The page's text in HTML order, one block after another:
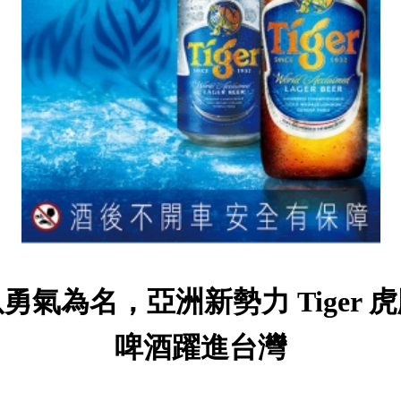
氣為名，亞洲新勢力 Tiger
啤酒躍進台灣